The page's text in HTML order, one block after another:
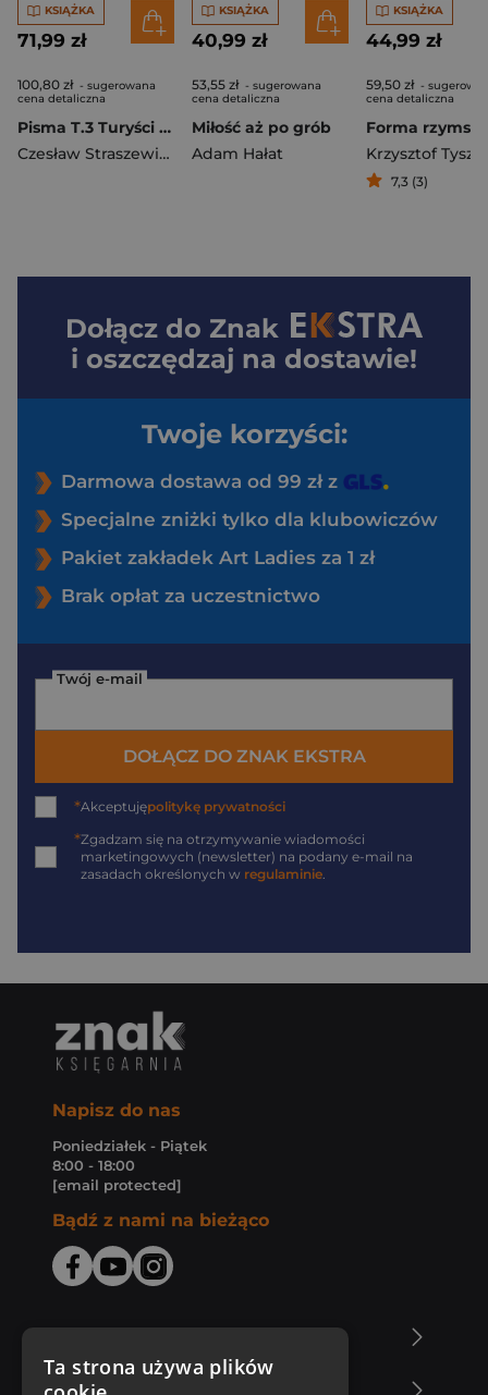
KSIĄŻKA
71,99 zł
100,80 zł - sugerowana
cena detaliczna
Pisma T.3 Turyści z bocianich gniazd...
Czesław Straszewicz
KSIĄŻKA
40,99 zł
53,55 zł - sugerowana
cena detaliczna
Miłość aż po grób
Adam Hałat
KSIĄŻKA
44,99 zł
59,50 zł -
cena detaliczna
7,3 (3)
Dołącz do Znak
i oszczędzaj na dostawie!
Twoje korzyści:
Darmowa dostawa od 99 zł z
Specjalne zniżki tylko dla klubowiczów
Pakiet zakładek Art Ladies za 1 zł
Brak opłat za uczestnictwo
Twój e-mail
DOŁĄCZ DO ZNAK EKSTRA
*Akceptujępolitykę prywatności
*Zgadzam się na otrzymywanie wiadomości
marketingowych (newsletter) na podany e-mail na
zasadach określonych w regulaminie
Napisz do nas
Poniedziałek - Piątek
8:00 - 18:00
[email protected]
Bądź z nami na bieżąco
Ta strona używa plików